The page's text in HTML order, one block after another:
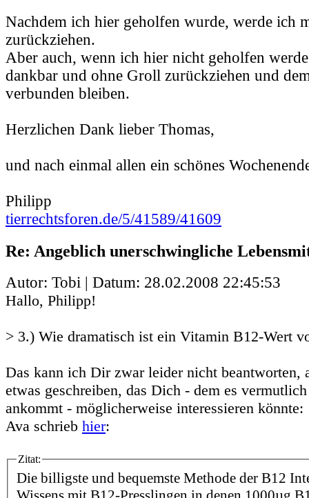
Nachdem ich hier geholfen wurde, werde ich
zurückziehen.
Aber auch, wenn ich hier nicht geholfen
dankbar und ohne Groll zurückziehen und
verbunden bleiben.
Herzlichen Dank lieber Thomas,
und nach einmal allen ein schönes
Philipp
tierrechtsforen.de/5/41589/41609
Re: Angeblich unerschwingliche
Autor: Tobi | Datum: 28.02.2008 22:45:53
Hallo, Philipp!
> 3.) Wie dramatisch ist ein Vitamin B12-Wert
Das kann ich Dir zwar leider nicht beantworten,
etwas geschreiben, das Dich - dem es
ankommt - möglicherweise interessieren könnte:
Ava schrieb hier:
Zitat:
Die billigste und bequemste Methode der B12